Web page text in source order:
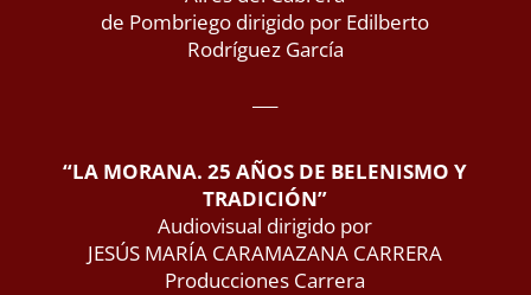
de Pombriego dirigido por Edilberto
Rodríguez García
“LA MORANA. 25 AÑOS DE BELENISMO Y
TRADICIÓN”
Audiovisual dirigido por
JESÚS MARÍA CARAMAZANA CARRERA
Producciones Carrera